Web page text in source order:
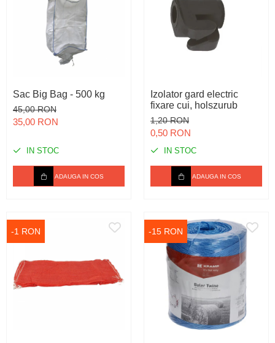
Sac Big Bag - 500 kg
45,00 RON
35,00 RON
IN STOC
ADAUGA IN COS
Izolator gard electric
fixare cui, holszurub
1,20 RON
0,50 RON
IN STOC
ADAUGA IN COS
-1 RON -15 RON